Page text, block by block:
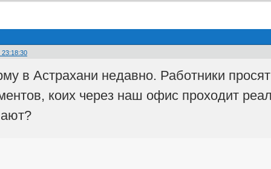
23:18:30
в Астрахани недавно. Работники
коих через наш офис проходит